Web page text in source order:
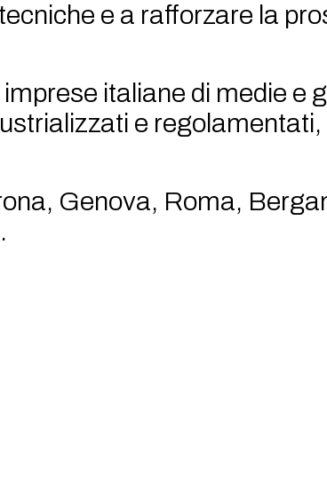
e a rafforzare la
italiane di medie e
e regolamentati,
Genova, Roma,